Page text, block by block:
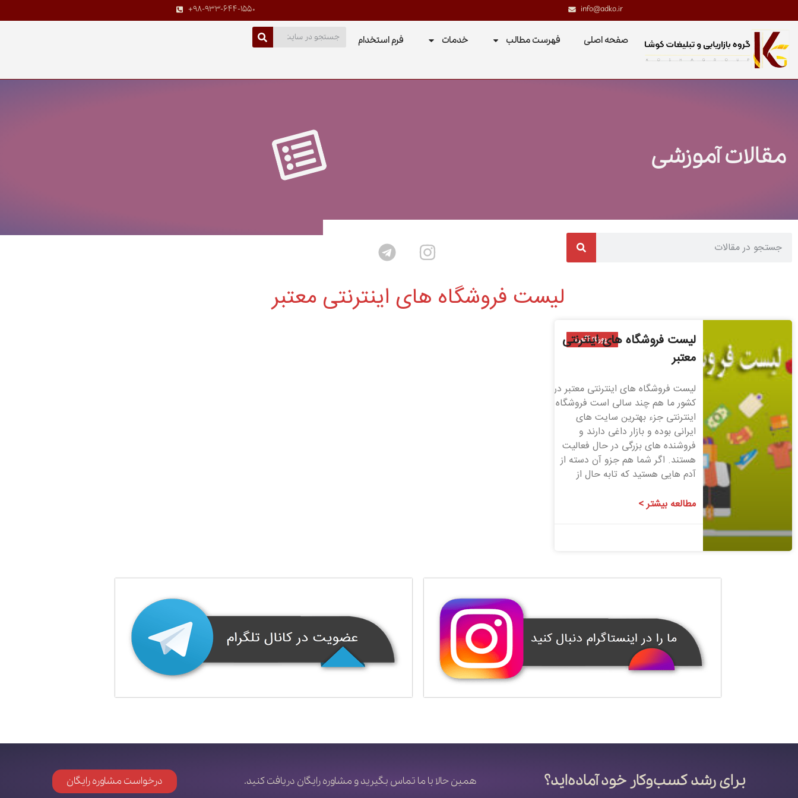
info@adko.ir
+98-933-644-1550
صفحه اصلی فهرست مطالب خدمات فرم استخدام
مقالات آموزشی
لیست فروشگاه های اینترنتی معتبر
رپورتاژ آگهی
لیست فروشگاه های اینترنتی
معتبر
لیست فروشگاه های اینترنتی معتبر در
کشور ما هم چند سالی است فروشگاه
اینترنتی جزء بهترین سایت های
ایرانی بوده و بازار داغی دارند و
فروشنده های بزرگی در حال فعالیت
هستند. اگر شما هم جزو آن دسته از
آدم هایی هستید که تابه حال از
مطالعه بیشتر >
1400/08/06 1 دیدگاه
برای رشد کسب‌وکار خود آماده‌اید؟ همین حالا با ما تماس بگیرید و مشاوره رایگان دریافت کنید. درخواست مشاوره رایگان